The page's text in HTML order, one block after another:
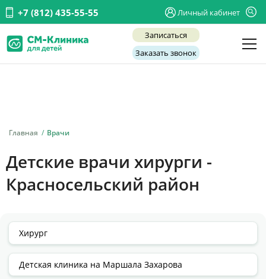
+7 (812) 435-55-55 Личный кабинет
Записаться
Заказать звонок
Главная Врачи
Детские врачи хирурги -
Красносельский район
Услуги
Акции
Отзывы
Цены